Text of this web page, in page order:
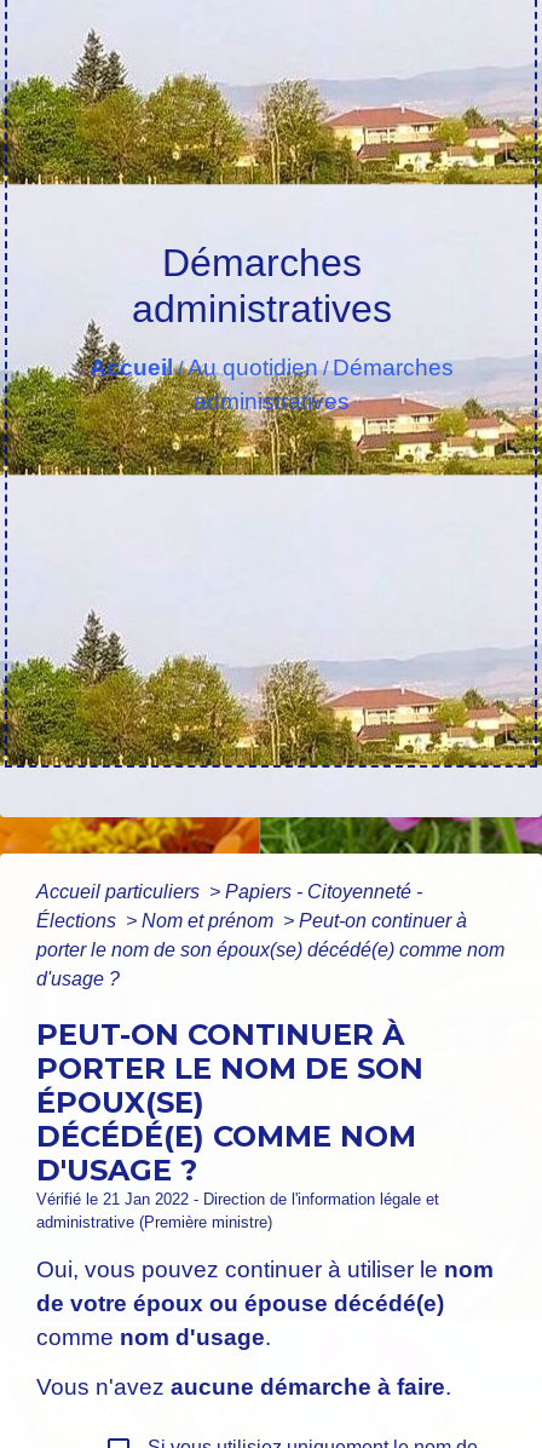
Démarches
administratives
Accueil/Au quotidien/Démarches
administratives
Accueil particuliers > Papiers - Citoyenneté -
Élections > Nom et prénom > Peut-on continuer à
porter le nom de son époux(se) décédé(e) comme nom
d'usage ?
PEUT-ON CONTINUER À
PORTER LE NOM DE SON
ÉPOUX(SE)
DÉCÉDÉ(E) COMME NOM
D'USAGE ?
Vérifié le 21 Jan 2022 - Direction de l'information légale et
administrative (Première ministre)
Oui, vous pouvez continuer à utiliser le nom
de votre époux ou épouse décédé(e)
comme nom d'usage.
Vous n'avez aucune démarche à faire.